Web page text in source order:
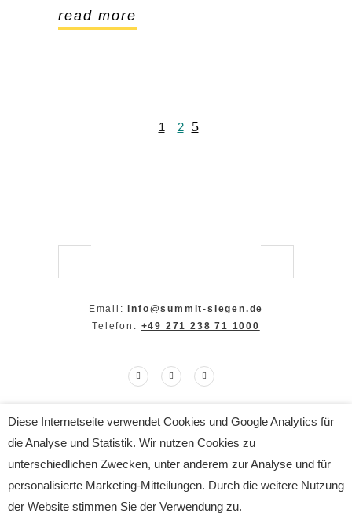
read more
1 2
Email:info@summit-siegen.de
Telefon: +49 271 238 71 1000
Copyright The SUMMIT 2024
All Rights Reserved
Impressum|Datenschutz
Diese Internetseite verwendet Cookies und Google Analytics für
die Analyse und Statistik. Wir nutzen Cookies zu
unterschiedlichen Zwecken, unter anderem zur Analyse und für
personalisierte Marketing-Mitteilungen. Durch die weitere Nutzung
der Website stimmen Sie der Verwendung zu.